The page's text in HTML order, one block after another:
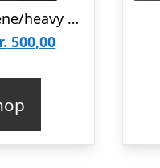
Otis, 1834 Neoprene/heavy Rib
2.200,00.
500,00Den
kr. 500,00.